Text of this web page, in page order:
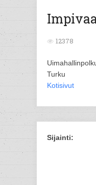
12378
Turku
Kotisivut
Sijainti: